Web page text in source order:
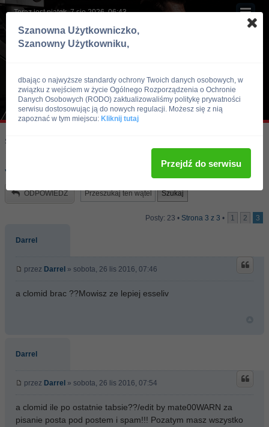
Teraz jest piątek, 7 sie 2026, 06:43
Skocz do:
Jak to jest z ta meta?
ODPOWIEDZ
Posty: 23 • Strona 3 z 3 • 1 2 3
Darrel
przez Darrel » sobota, 26 lis 2016, 07:46
a clomid brac ??Mowisz ze lepiej esseliv
Darrel
przez Darrel » sobota, 26 lis 2016, 07:54
a clomid ile po ostatnie tabsie??/edit by mate00WARN za
pisanie posta pod postem i spam!!! Pozatym masz wszystko
Szanowna Użytkowniczko,
Szanowny Użytkowniku,
dbając o najwyższe standardy ochrony Twoich danych osobowych, w
związku z wejściem w życie Ogólnego Rozporządzenia o Ochronie
Danych Osobowych (RODO) zaktualizowaliśmy politykę prywatności
serwisu dostosowując ją do nowych regulacji. Możesz się z nią
zapoznać w tym miejscu: Kliknij tutaj
Przejdź do serwisu